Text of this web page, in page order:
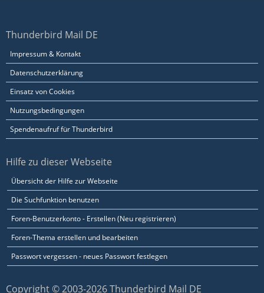
Thunderbird Mail DE
Impressum & Kontakt
Datenschutzerklärung
Einsatz von Cookies
Nutzungsbedingungen
Spendenaufruf für Thunderbird
Hilfe zu dieser Webseite
Übersicht der Hilfe zur Webseite
Die Suchfunktion benutzen
Foren-Benutzerkonto - Erstellen (Neu registrieren)
Foren-Thema erstellen und bearbeiten
Passwort vergessen - neues Passwort festlegen
Copyright © 2003-2026 Thunderbird Mail DE